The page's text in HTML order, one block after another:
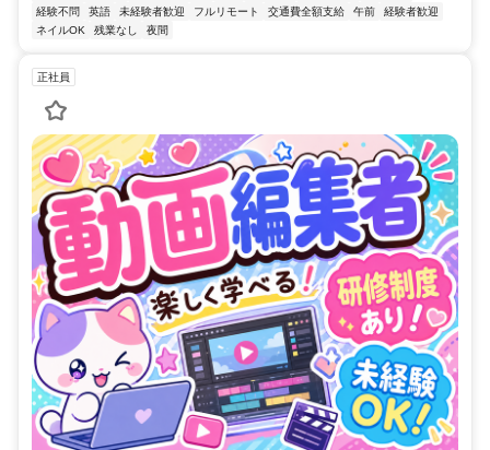
経験不問
英語 未経験者歓迎 フルリモート 交通費全額支給 午前
経験者歓迎
ネイルOK
残業なし 夜間
正社員